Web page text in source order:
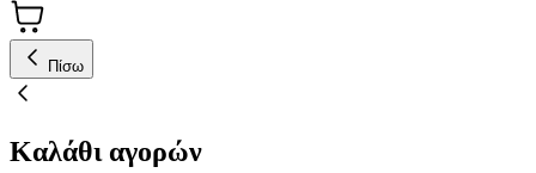
Πίσω
Καλάθι αγορών